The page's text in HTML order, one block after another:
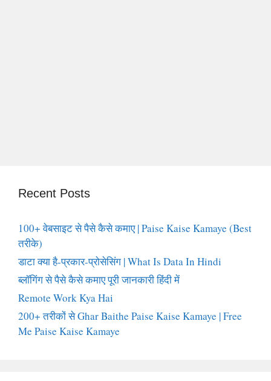
Recent Posts
100+ वेबसाइट से पैसे कैसे कमाए | Paise Kaise Kamaye (Best
तरीके)
डाटा क्या है-प्रकार-प्रोसेसिंग | What Is Data In Hindi
ब्लॉगिंग से पैसे कैसे कमाए पूरी जानकारी हिंदी में
Remote Work Kya Hai
200+ तरीकों से Ghar Baithe Paise Kaise Kamaye | Free
Me Paise Kaise Kamaye